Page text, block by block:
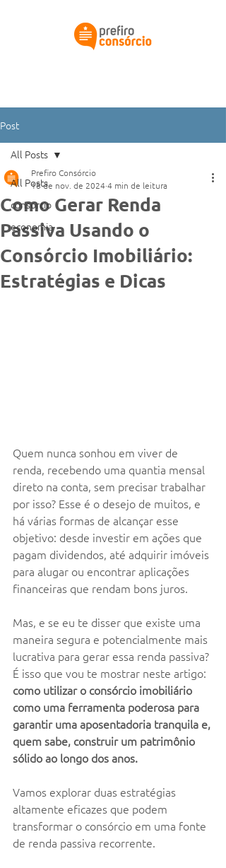
Post
All Posts
consorcio
economia
All Posts
Como Gerar Renda
Passiva Usando o
Consórcio Imobiliário:
Estratégias e Dicas
Prefiro Consórcio
18 de nov. de 20244 min de leitura
Quem nunca sonhou em viver de
renda, recebendo uma quantia mensal
direto na conta, sem precisar trabalhar
por isso? Esse é o desejo de muitos, e
há várias formas de alcançar esse
objetivo: desde investir em ações que
pagam dividendos, até adquirir imóveis
para alugar ou encontrar aplicações
financeiras que rendam bons juros.
Mas, e se eu te disser que existe uma
maneira segura e potencialmente mais
lucrativa para gerar essa renda passiva?
É isso que vou te mostrar neste artigo:
como utilizar o consórcio imobiliário
como uma ferramenta poderosa para
garantir uma aposentadoria tranquila e,
quem sabe, construir um patrimônio
sólido ao longo dos anos.
Vamos explorar duas estratégias
altamente eficazes que podem
transformar o consórcio em uma fonte
de renda passiva recorrente.